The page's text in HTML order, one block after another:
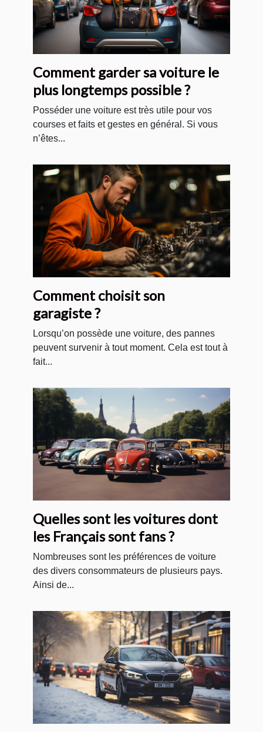
Comment garder sa voiture le
plus longtemps possible ?
Posséder une voiture est très utile pour vos
courses et faits et gestes en général. Si vous
n’êtes...
Comment choisit son
garagiste ?
Lorsqu’on possède une voiture, des pannes
peuvent survenir à tout moment. Cela est tout à
fait...
Quelles sont les voitures dont
les Français sont fans ?
Nombreuses sont les préférences de voiture
des divers consommateurs de plusieurs pays.
Ainsi de...